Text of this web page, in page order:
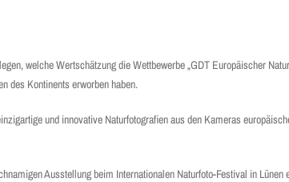
welche Wertschätzung die Wettbewerbe „GDT Europäischer
des Kontinents erworben haben.
und innovative Naturfotografien aus den Kameras
Ausstellung beim Internationalen Naturfoto-Festival in Lünen